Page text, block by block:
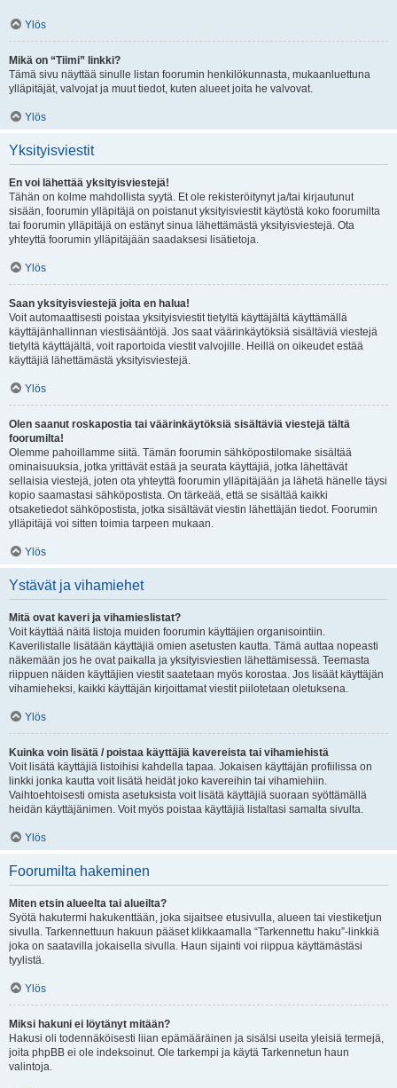
Ylös
Mikä on “Tiimi” linkki?
Tämä sivu näyttää sinulle listan foorumin henkilökunnasta, mukaanluettuna
ylläpitäjät, valvojat ja muut tiedot, kuten alueet joita he valvovat.
Ylös
Yksityisviestit
En voi lähettää yksityisviestejä!
Tähän on kolme mahdollista syytä. Et ole rekisteröitynyt ja/tai kirjautunut
sisään, foorumin ylläpitäjä on poistanut yksityisviestit käytöstä koko foorumilta
tai foorumin ylläpitäjä on estänyt sinua lähettämästä yksityisviestejä. Ota
yhteyttä foorumin ylläpitäjään saadaksesi lisätietoja.
Ylös
Saan yksityisviestejä joita en halua!
Voit automaattisesti poistaa yksityisviestit tietyltä käyttäjältä käyttämällä
käyttäjänhallinnan viestisääntöjä. Jos saat väärinkäytöksiä sisältäviä viestejä
tietyltä käyttäjältä, voit raportoida viestit valvojille. Heillä on oikeudet estää
käyttäjiä lähettämästä yksityisviestejä.
Ylös
Olen saanut roskapostia tai väärinkäytöksiä sisältäviä viestejä tältä
foorumilta!
Olemme pahoillamme siitä. Tämän foorumin sähköpostilomake sisältää
ominaisuuksia, jotka yrittävät estää ja seurata käyttäjiä, jotka lähettävät
sellaisia viestejä, joten ota yhteyttä foorumin ylläpitäjään ja lähetä hänelle täysi
kopio saamastasi sähköpostista. On tärkeää, että se sisältää kaikki
otsaketiedot sähköpostista, jotka sisältävät viestin lähettäjän tiedot. Foorumin
ylläpitäjä voi sitten toimia tarpeen mukaan.
Ylös
Ystävät ja vihamiehet
Mitä ovat kaveri ja vihamieslistat?
Voit käyttää näitä listoja muiden foorumin käyttäjien organisointiin.
Kaverilistalle lisätään käyttäjiä omien asetusten kautta. Tämä auttaa nopeasti
näkemään jos he ovat paikalla ja yksityisviestien lähettämisessä. Teemasta
riippuen näiden käyttäjien viestit saatetaan myös korostaa. Jos lisäät käyttäjän
vihamieheksi, kaikki käyttäjän kirjoittamat viestit piilotetaan oletuksena.
Ylös
Kuinka voin lisätä / poistaa käyttäjiä kavereista tai vihamiehistä
Voit lisätä käyttäjiä listoihisi kahdella tapaa. Jokaisen käyttäjän profiilissa on
linkki jonka kautta voit lisätä heidät joko kavereihin tai vihamiehiin.
Vaihtoehtoisesti omista asetuksista voit lisätä käyttäjiä suoraan syöttämällä
heidän käyttäjänimen. Voit myös poistaa käyttäjiä listaltasi samalta sivulta.
Ylös
Foorumilta hakeminen
Miten etsin alueelta tai alueilta?
Syötä hakutermi hakukenttään, joka sijaitsee etusivulla, alueen tai viestiketjun
sivulla. Tarkennettuun hakuun pääset klikkaamalla “Tarkennettu haku”-linkkiä
joka on saatavilla jokaisella sivulla. Haun sijainti voi riippua käyttämästäsi
tyylistä.
Ylös
Miksi hakuni ei löytänyt mitään?
Hakusi oli todennäköisesti liian epämääräinen ja sisälsi useita yleisiä termejä,
joita phpBB ei ole indeksoinut. Ole tarkempi ja käytä Tarkennetun haun
valintoja.